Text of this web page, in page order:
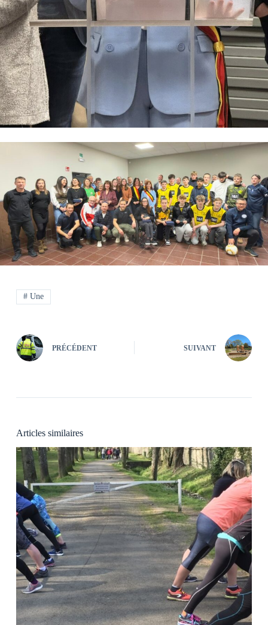
#Une
PRÉCÉDENT SUIVANT
Articles similaires